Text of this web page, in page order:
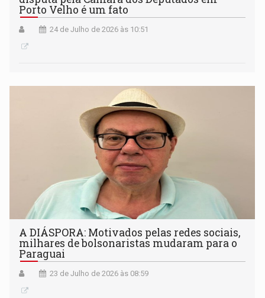
Porto Velho é um fato
24 de Julho de 2026 às 10:51
A DIÁSPORA: Motivados pelas redes sociais,
milhares de bolsonaristas mudaram para o
Paraguai
23 de Julho de 2026 às 08:59